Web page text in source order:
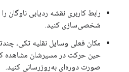
رابط کاربری نقشه ردیابی ناوگان
شخصی‌سازی کنید.
مکان فعلی وسایل نقلیه تکی،
حین حرکت در مسیرشان مشاهده
صورت دوره‌ای به‌روزرسانی کنید.